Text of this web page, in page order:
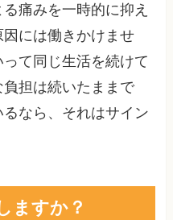
痛みを一時的に抑え
には働きかけませ
て同じ生活を続けて
担は続いたままで
なら、それはサイン
ますか？